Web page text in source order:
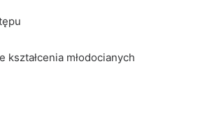
kształcenia młodocianych